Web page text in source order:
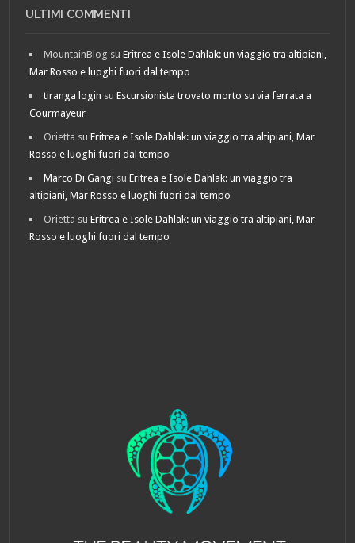
ULTIMI COMMENTI
MountainBlog suEritrea e Isole Dahlak: un viaggio tra altipiani,
Mar Rosso e luoghi fuori dal tempo
tiranga login suEscursionista trovato morto su via ferrata a
Courmayeur
Orietta suEritrea e Isole Dahlak: un viaggio tra altipiani, Mar
Rosso e luoghi fuori dal tempo
Marco Di Gangi suEritrea e Isole Dahlak: un viaggio tra
altipiani, Mar Rosso e luoghi fuori dal tempo
Orietta suEritrea e Isole Dahlak: un viaggio tra altipiani, Mar
Rosso e luoghi fuori dal tempo